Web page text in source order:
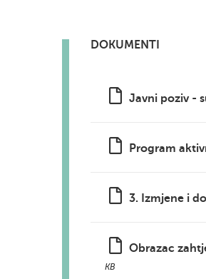
DOKUMENTI
Javni poziv -
Program
3. Izmjene i
Obrazac
KB